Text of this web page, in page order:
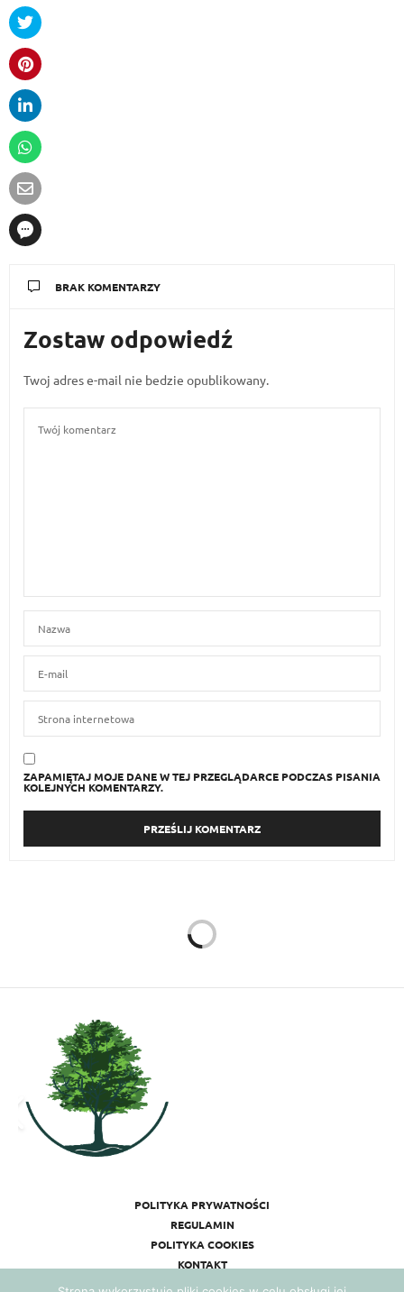
BRAK KOMENTARZY
Zostaw odpowiedź
Twoj adres e-mail nie bedzie opublikowany.
ZAPAMIĘTAJ MOJE DANE W TEJ PRZEGLĄDARCE PODCZAS PISANIA
KOLEJNYCH KOMENTARZY.
POLITYKA PRYWATNOŚCI
REGULAMIN
POLITYKA COOKIES
KONTAKT